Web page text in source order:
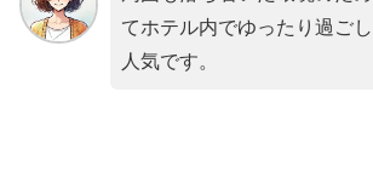
てホテル内でゆったり過ご
人気です。